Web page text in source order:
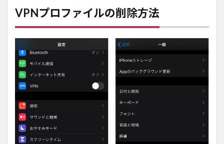
ファ
法
VPN
リッ
ト・
デメ
リッ
VPNプロファイルの削除方法